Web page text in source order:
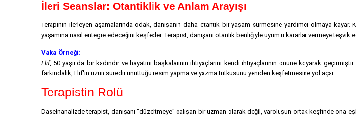
İleri Seanslar: Otantiklik ve Anlam Arayışı
Terapinin ilerleyen aşamalarında odak, danışanın daha otantik bir yaşam sürmesine yardımcı olmaya
yaşamına nasıl entegre edeceğini keşfeder. Terapist, danışanı otantik benliğiyle uyumlu kararlar vermeye teşvik
Vaka Örneği:
Elif, 50 yaşında bir kadındır ve hayatını başkalarının ihtiyaçlarını kendi ihtiyaçlarının önüne koyarak
farkındalık, Elif'in uzun süredir unuttuğu resim yapma ve yazma tutkusunu yeniden keşfetmesine yol açar.
Terapistin Rolü
Daseinanalizde terapist, danışanı "düzeltmeye" çalışan bir uzman olarak değil, varoluşun ortak keşfinde ona